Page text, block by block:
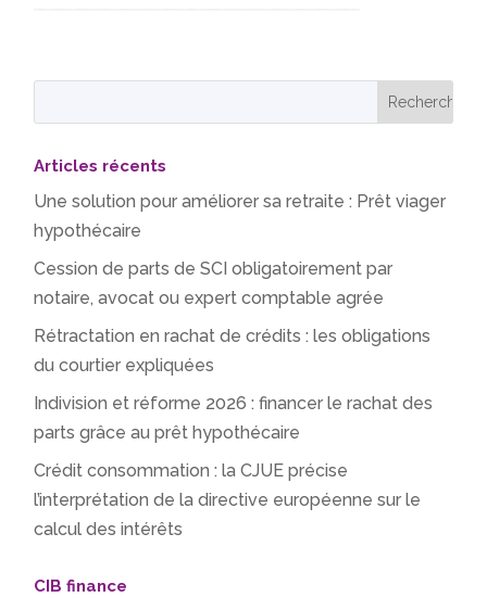
Articles récents
Une solution pour améliorer sa retraite : Prêt viager
hypothécaire
Cession de parts de SCI obligatoirement par
notaire, avocat ou expert comptable agrée
Rétractation en rachat de crédits : les obligations
du courtier expliquées
Indivision et réforme 2026 : financer le rachat des
parts grâce au prêt hypothécaire
Crédit consommation : la CJUE précise
l’interprétation de la directive européenne sur le
calcul des intérêts
CIB finance